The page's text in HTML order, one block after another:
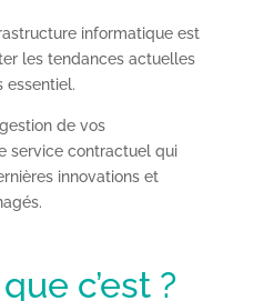
informatique est
les tendances actuelles
essentiel.
de vos
service contractuel qui
innovations et
c’est ?